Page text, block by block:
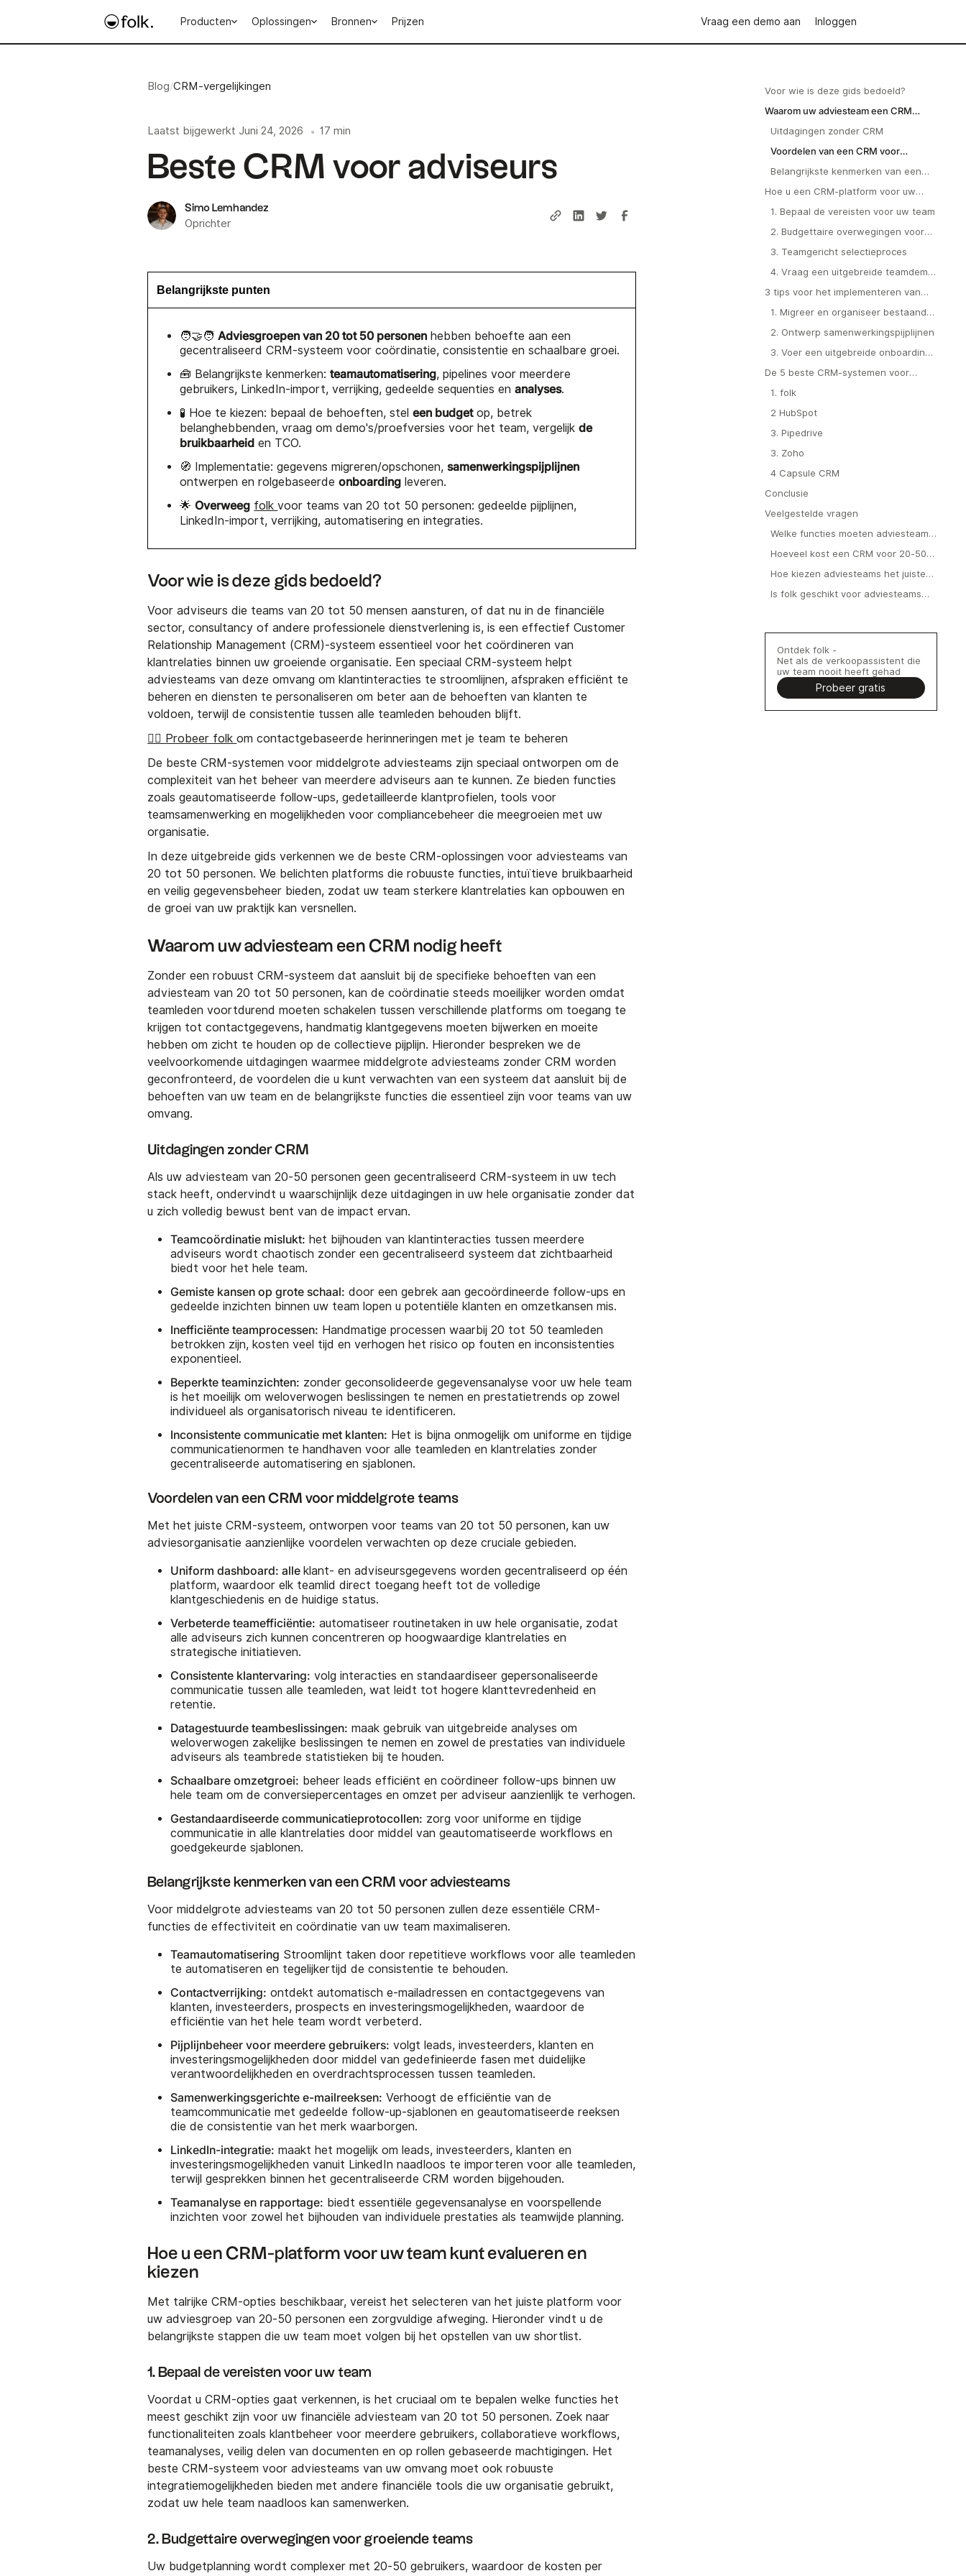
Producten Oplossingen Bronnen Prijzen Vraag een demo aan Inloggen
Blog/CRM-vergelijkingen
Laatst bijgewerkt Juni 24, 2026 • 17 min
Beste CRM voor adviseurs
Simo Lemhandez
Oprichter
Belangrijkste punten
🧑‍🤝‍🧑Adviesgroepen van 20 tot 50 personen hebben behoefte aan een
gecentraliseerd CRM-systeem voor coördinatie, consistentie en schaalbare groei.
🧰 Belangrijkste kenmerken:teamautomatisering, pipelines voor meerdere
gebruikers, LinkedIn-import, verrijking, gedeelde sequenties enanalyses.
🧪 Hoe te kiezen: bepaal de behoeften, steleen budgetop, betrek
belanghebbenden, vraag om demo's/proefversies voor het team, vergelijkde
bruikbaarheid en TCO.
🧭 Implementatie: gegevens migreren/opschonen,samenwerkingspijplijnen
ontwerpen en rolgebaseerdeonboarding leveren.
🌟Overweeg folkvoor teams van 20 tot 50 personen: gedeelde pijplijnen,
LinkedIn-import, verrijking, automatisering en integraties.
Voor wie is deze gids bedoeld?
Voor adviseurs die teams van 20 tot 50 mensen aansturen, of dat nu in de financiële
sector, consultancy of andere professionele dienstverlening is, is een effectief Customer
Relationship Management (CRM)-systeem essentieel voor het coördineren van
klantrelaties binnen uw groeiende organisatie. Een speciaal CRM-systeem helpt
adviesteams van deze omvang om klantinteracties te stroomlijnen, afspraken efficiënt te
beheren en diensten te personaliseren om beter aan de behoeften van klanten te
voldoen, terwijl de consistentie tussen alle teamleden behouden blijft.
👉🏼 Probeer folkom contactgebaseerde herinneringen met je team te beheren
De beste CRM-systemen voor middelgrote adviesteams zijn speciaal ontworpen om de
complexiteit van het beheer van meerdere adviseurs aan te kunnen. Ze bieden functies
zoals geautomatiseerde follow-ups, gedetailleerde klantprofielen, tools voor
teamsamenwerking en mogelijkheden voor compliancebeheer die meegroeien met uw
organisatie.
In deze uitgebreide gids verkennen we de beste CRM-oplossingen voor adviesteams van
20 tot 50 personen. We belichten platforms die robuuste functies, intuïtieve bruikbaarheid
en veilig gegevensbeheer bieden, zodat uw team sterkere klantrelaties kan opbouwen en
de groei van uw praktijk kan versnellen.
Waarom uw adviesteam een CRM nodig heeft
Zonder een robuust CRM-systeem dat aansluit bij de specifieke behoeften van een
adviesteam van 20 tot 50 personen, kan de coördinatie steeds moeilijker worden omdat
teamleden voortdurend moeten schakelen tussen verschillende platforms om toegang te
krijgen tot contactgegevens, handmatig klantgegevens moeten bijwerken en moeite
hebben om zicht te houden op de collectieve pijplijn. Hieronder bespreken we de
veelvoorkomende uitdagingen waarmee middelgrote adviesteams zonder CRM worden
geconfronteerd, de voordelen die u kunt verwachten van een systeem dat aansluit bij de
behoeften van uw team en de belangrijkste functies die essentieel zijn voor teams van uw
omvang.
Uitdagingen zonder CRM
Als uw adviesteam van 20-50 personen geen gecentraliseerd CRM-systeem in uw tech
stack heeft, ondervindt u waarschijnlijk deze uitdagingen in uw hele organisatie zonder dat
u zich volledig bewust bent van de impact ervan.
Teamcoördinatie mislukt: het bijhouden van klantinteracties tussen meerdere
adviseurs wordt chaotisch zonder een gecentraliseerd systeem dat zichtbaarheid
biedt voor het hele team.
Gemiste kansen op grote schaal: door een gebrek aan gecoördineerde follow-ups en
gedeelde inzichten binnen uw team lopen u potentiële klanten en omzetkansen mis.
Inefficiënte teamprocessen: Handmatige processen waarbij 20 tot 50 teamleden
betrokken zijn, kosten veel tijd en verhogen het risico op fouten en inconsistenties
exponentieel.
Beperkte teaminzichten: zonder geconsolideerde gegevensanalyse voor uw hele team
is het moeilijk om weloverwogen beslissingen te nemen en prestatietrends op zowel
individueel als organisatorisch niveau te identificeren.
Inconsistente communicatie met klanten: Het is bijna onmogelijk om uniforme en tijdige
communicatienormen te handhaven voor alle teamleden en klantrelaties zonder
gecentraliseerde automatisering en sjablonen.
Voordelen van een CRM voor middelgrote teams
Met het juiste CRM-systeem, ontworpen voor teams van 20 tot 50 personen, kan uw
adviesorganisatie aanzienlijke voordelen verwachten op deze cruciale gebieden.
Uniform dashboard: alleklant- en adviseursgegevens worden gecentraliseerd op één
platform, waardoor elk teamlid direct toegang heeft tot de volledige
klantgeschiedenis en de huidige status.
Verbeterde teamefficiëntie: automatiseer routinetaken in uw hele organisatie, zodat
alle adviseurs zich kunnen concentreren op hoogwaardige klantrelaties en
strategische initiatieven.
Consistente klantervaring: volg interacties en standaardiseer gepersonaliseerde
communicatie tussen alle teamleden, wat leidt tot hogere klanttevredenheid en
retentie.
Datagestuurde teambeslissingen: maak gebruik van uitgebreide analyses om
weloverwogen zakelijke beslissingen te nemen en zowel de prestaties van individuele
adviseurs als teambrede statistieken bij te houden.
Schaalbare omzetgroei: beheer leads efficiënt en coördineer follow-ups binnen uw
hele team om de conversiepercentages en omzet per adviseur aanzienlijk te verhogen.
Gestandaardiseerde communicatieprotocollen: zorg voor uniforme en tijdige
communicatie in alle klantrelaties door middel van geautomatiseerde workflows en
goedgekeurde sjablonen.
Belangrijkste kenmerken van een CRM voor adviesteams
Voor middelgrote adviesteams van 20 tot 50 personen zullen deze essentiële CRM-
functies de effectiviteit en coördinatie van uw team maximaliseren.
Teamautomatisering Stroomlijnt taken door repetitieve workflows voor alle teamleden
te automatiseren en tegelijkertijd de consistentie te behouden.
Contactverrijking: ontdekt automatisch e-mailadressen en contactgegevens van
klanten, investeerders, prospects en investeringsmogelijkheden, waardoor de
efficiëntie van het hele team wordt verbeterd.
Pijplijnbeheer voor meerdere gebruikers: volgt leads, investeerders, klanten en
investeringsmogelijkheden door middel van gedefinieerde fasen met duidelijke
verantwoordelijkheden en overdrachtsprocessen tussen teamleden.
Samenwerkingsgerichte e-mailreeksen: Verhoogt de efficiëntie van de
teamcommunicatie met gedeelde follow-up-sjablonen en geautomatiseerde reeksen
die de consistentie van het merk waarborgen.
LinkedIn-integratie: maakt het mogelijk om leads, investeerders, klanten en
investeringsmogelijkheden vanuit LinkedIn naadloos te importeren voor alle teamleden,
terwijl gesprekken binnen het gecentraliseerde CRM worden bijgehouden.
Teamanalyse en rapportage: biedt essentiële gegevensanalyse en voorspellende
inzichten voor zowel het bijhouden van individuele prestaties als teamwijde planning.
Hoe u een CRM-platform voor uw team kunt evalueren en
kiezen
Met talrijke CRM-opties beschikbaar, vereist het selecteren van het juiste platform voor
uw adviesgroep van 20-50 personen een zorgvuldige afweging. Hieronder vindt u de
belangrijkste stappen die uw team moet volgen bij het opstellen van uw shortlist.
1. Bepaal de vereisten voor uw team
Voordat u CRM-opties gaat verkennen, is het cruciaal om te bepalen welke functies het
meest geschikt zijn voor uw financiële adviesteam van 20 tot 50 personen. Zoek naar
functionaliteiten zoals klantbeheer voor meerdere gebruikers, collaboratieve workflows,
teamanalyses, veilig delen van documenten en op rollen gebaseerde machtigingen. Het
beste CRM-systeem voor adviesteams van uw omvang moet ook robuuste
integratiemogelijkheden bieden met andere financiële tools die uw organisatie gebruikt,
zodat uw hele team naadloos kan samenwerken.
2. Budgettaire overwegingen voor groeiende teams
Uw budgetplanning wordt complexer met 20-50 gebruikers, waardoor de kosten per
Voor wie is deze gids bedoeld?
Waarom uw adviesteam een CRM
Uitdagingen zonder CRM
Voordelen van een CRM voor
Belangrijkste kenmerken van een
Hoe u een CRM-platform voor uw
1. Bepaal de vereisten voor uw team
2. Budgettaire overwegingen voor
3. Teamgericht selectieproces
4. Vraag een uitgebreide teamdemo
3 tips voor het implementeren van
1. Migreer en organiseer bestaande
2. Ontwerp samenwerkingspijplijnen
3. Voer een uitgebreide onboarding
De 5 beste CRM-systemen voor
1. folk
2 HubSpot
3. Pipedrive
3. Zoho
4 Capsule CRM
Conclusie
Veelgestelde vragen
Welke functies moeten adviesteams
Hoeveel kost een CRM voor 20-50
Hoe kiezen adviesteams het juiste
Is folk geschikt voor adviesteams
Ontdek folk -
Net als de verkoopassistent die
uw team nooit heeft gehad
Probeer gratis